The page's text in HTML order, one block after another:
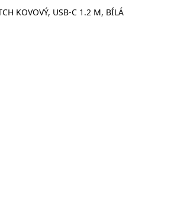
KOVOVÝ, USB-C 1.2 M, BÍLÁ